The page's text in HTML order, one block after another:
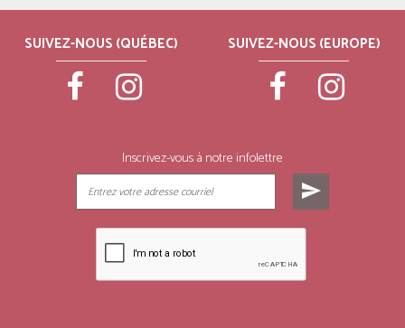
SUIVEZ-NOUS (QUÉBEC) SUIVEZ-NOUS (EUROPE)
Inscrivez-vous à notre infolettre
send